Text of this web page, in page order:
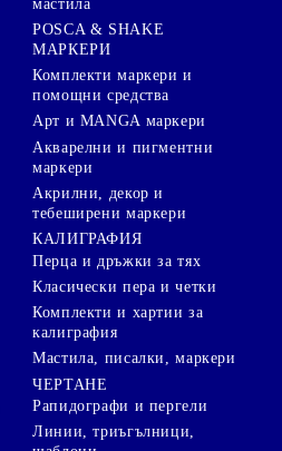
мастила
POSCA & SHAKE
МАРКЕРИ
Комплекти маркери и
помощни средства
Арт и MANGA маркери
Акварелни и пигментни
маркери
Акрилни, декор и
тебеширени маркери
КАЛИГРАФИЯ
Перца и дръжки за тях
Класически пера и четки
Комплекти и хартии за
калиграфия
Мастила, писалки, маркери
ЧЕРТАНЕ
Рапидографи и пергели
Линии, триъгълници,